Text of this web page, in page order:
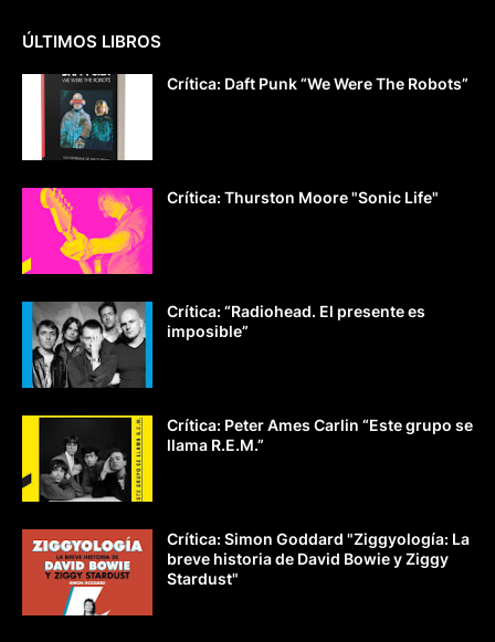
ÚLTIMOS LIBROS
Crítica: Daft Punk “We Were The Robots”
Crítica: Thurston Moore "Sonic Life"
Crítica: “Radiohead. El presente es
imposible”
Crítica: Peter Ames Carlin “Este grupo se
llama R.E.M.”
Crítica: Simon Goddard "Ziggyología: La
breve historia de David Bowie y Ziggy
Stardust"